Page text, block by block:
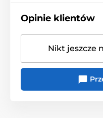
Opinie klientów
Nikt jeszcze